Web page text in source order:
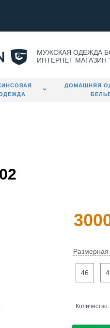
МУЖСКАЯ ОДЕЖДА
ИНТЕРНЕТ МАГАЗИН
ДОМАШНЯЯ
Размерная
46
Количество: